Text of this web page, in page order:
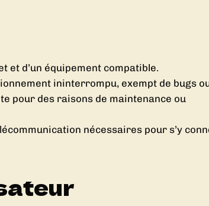
et d’un équipement compatible.
ininterrompu, exempt de bugs
pour des raisons de maintenance ou
nécessaires pour s’y